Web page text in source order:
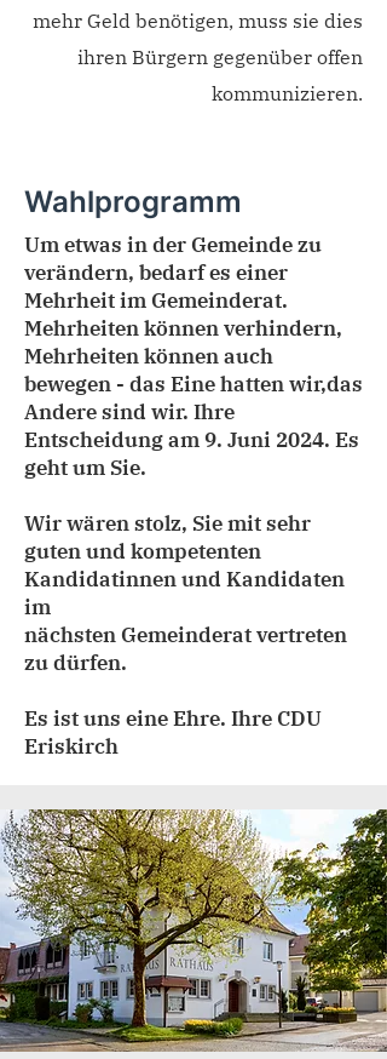
mehr Geld benötigen, muss sie dies
ihren Bürgern gegenüber offen
kommunizieren.
Wahlprogramm
Um etwas in der Gemeinde zu
verändern, bedarf es einer
Mehrheit im Gemeinderat.
Mehrheiten können verhindern,
Mehrheiten können auch
bewegen - das Eine hatten wir,das
Andere sind wir. Ihre
Entscheidung am 9. Juni 2024. Es
geht um Sie.
Wir wären stolz, Sie mit sehr
guten und kompetenten
Kandidatinnen und Kandidaten
im
nächsten Gemeinderat vertreten
zu dürfen.
Es ist uns eine Ehre. Ihre CDU
Eriskirch